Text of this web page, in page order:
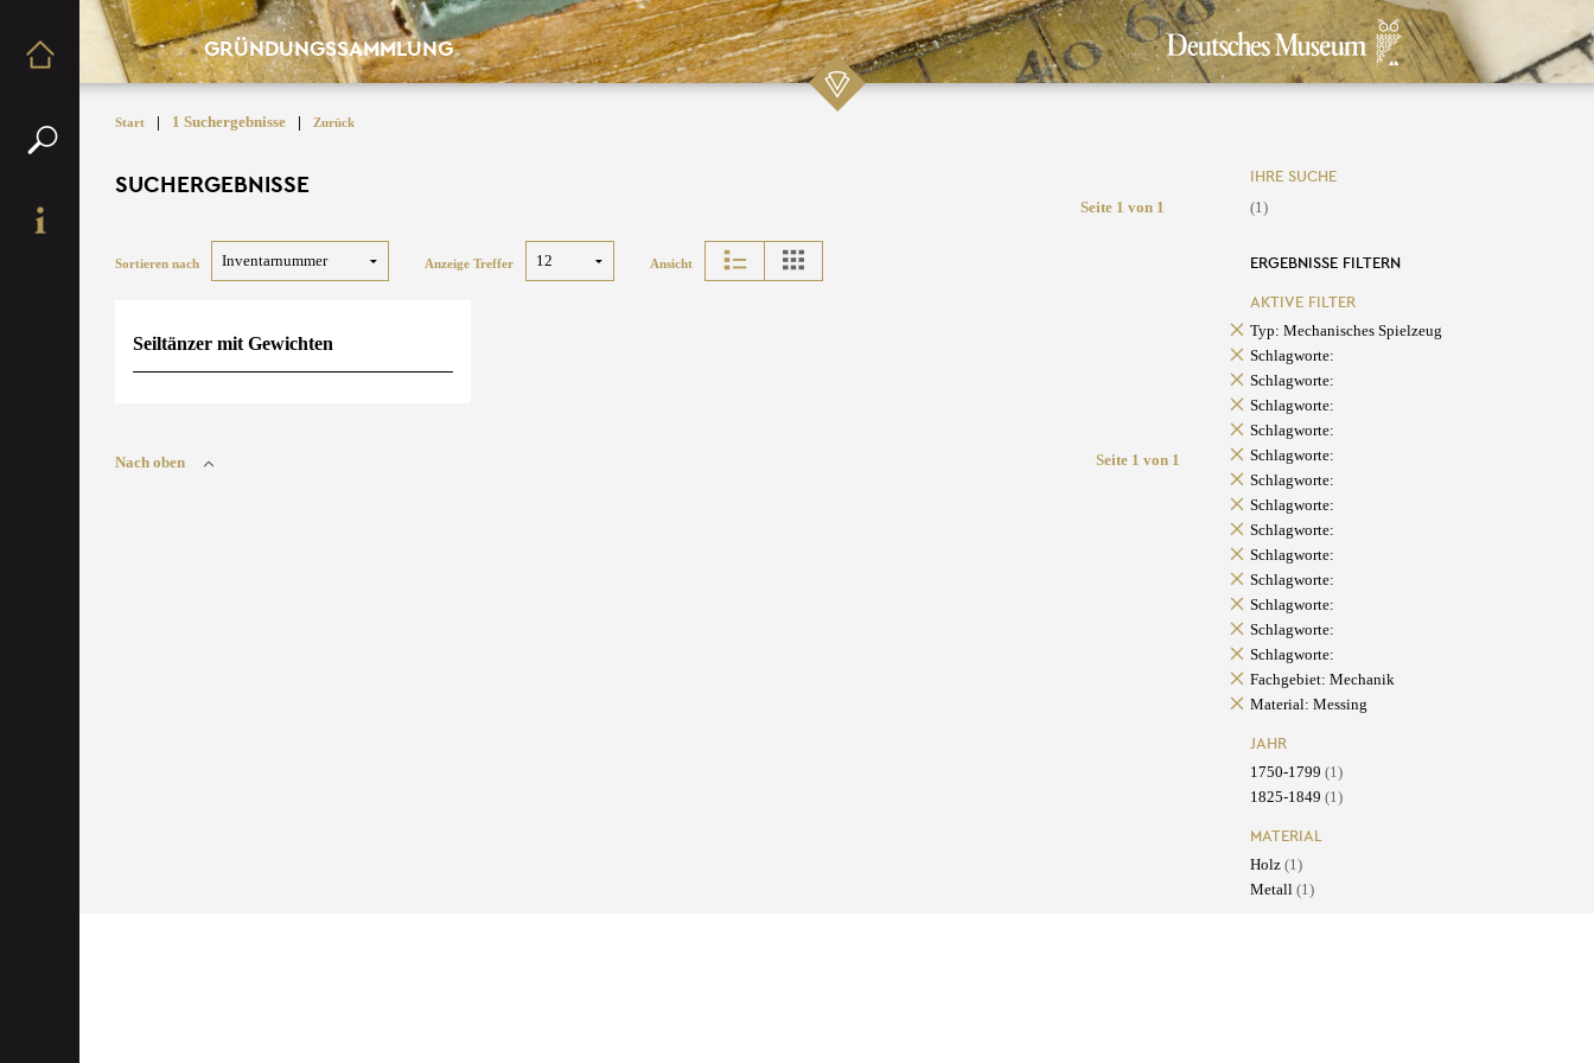
GRÜNDUNGSSAMMLUNG
Start | 1 Suchergebnisse | Zurück
SUCHERGEBNISSE
Seite 1 von 1
Sortieren nach Anzeige Treffer Ansicht
Seiltänzer mit Gewichten
Nach oben Seite 1 von 1
IHRE SUCHE
(1)
ERGEBNISSE FILTERN
AKTIVE FILTER
Typ: Mechanisches Spielzeug
Schlagworte:
Schlagworte:
Schlagworte:
Schlagworte:
Schlagworte:
Schlagworte:
Schlagworte:
Schlagworte:
Schlagworte:
Schlagworte:
Schlagworte:
Schlagworte:
Schlagworte:
Fachgebiet: Mechanik
Material: Messing
JAHR
1750-1799 (1)
1825-1849 (1)
MATERIAL
Holz (1)
Metall (1)